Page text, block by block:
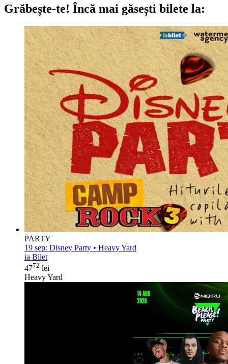
Grăbește-te! Încă mai găsești bilete la:
PARTY
19 sep: Disney Party • Heavy Yard
ia Bilet
4772 lei
Heavy Yard